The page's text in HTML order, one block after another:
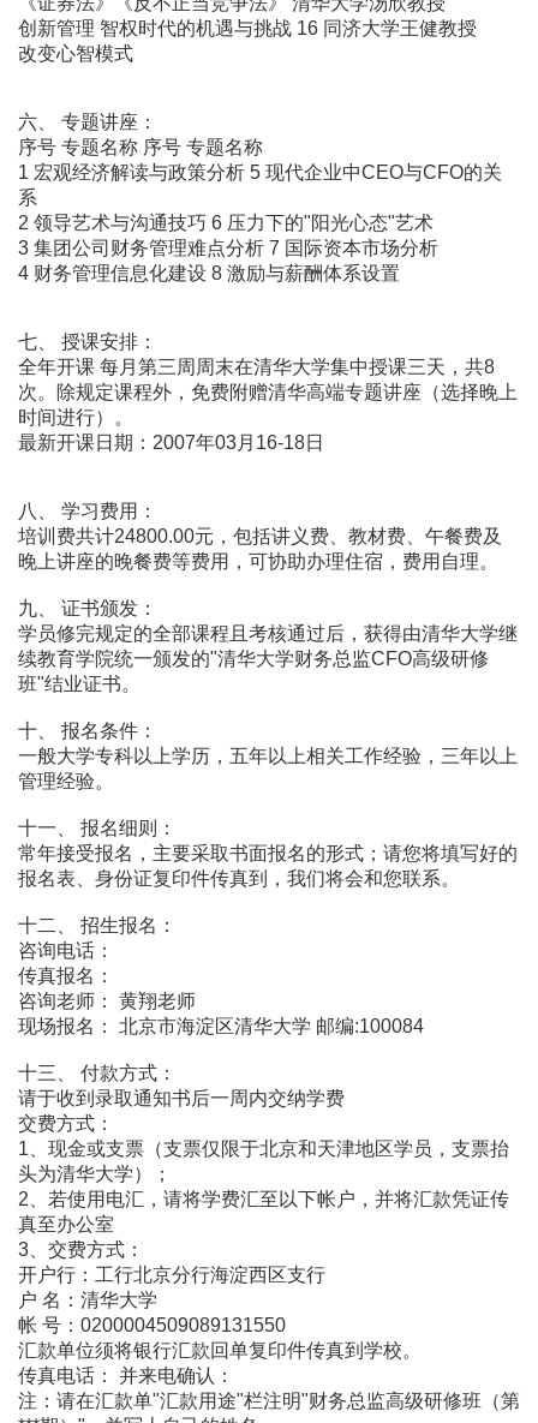
创新管理 智权时代的机遇与挑战 16 同济大学王健教授
改变心智模式
六、 专题讲座：
序号 专题名称 序号 专题名称
1 宏观经济解读与政策分析 5 现代企业中CEO与CFO的关
系
2 领导艺术与沟通技巧 6 压力下的"阳光心态"艺术
3 集团公司财务管理难点分析 7 国际资本市场分析
4 财务管理信息化建设 8 激励与薪酬体系设置
七、 授课安排：
全年开课 每月第三周周末在清华大学集中授课三天，共8
次。除规定课程外，免费附赠清华高端专题讲座（选择晚上
时间进行）。
最新开课日期：2007年03月16-18日
八、 学习费用：
培训费共计24800.00元，包括讲义费、教材费、午餐费及
晚上讲座的晚餐费等费用，可协助办理住宿，费用自理。
九、 证书颁发：
学员修完规定的全部课程且考核通过后，获得由清华大学继
续教育学院统一颁发的"清华大学财务总监CFO高级研修
班"结业证书。
十、 报名条件：
一般大学专科以上学历，五年以上相关工作经验，三年以上
管理经验。
十一、 报名细则：
常年接受报名，主要采取书面报名的形式；请您将填写好的
报名表、身份证复印件传真到，我们将会和您联系。
十二、 招生报名：
咨询电话：
传真报名：
咨询老师： 黄翔老师
现场报名： 北京市海淀区清华大学 邮编:100084
十三、 付款方式：
请于收到录取通知书后一周内交纳学费
交费方式：
1、现金或支票（支票仅限于北京和天津地区学员，支票抬
头为清华大学）；
2、若使用电汇，请将学费汇至以下帐户，并将汇款凭证传
真至办公室
3、交费方式：
开户行：工行北京分行海淀西区支行
户 名：清华大学
帐 号：0200004509089131550
汇款单位须将银行汇款回单复印件传真到学校。
传真电话： 并来电确认：
注：请在汇款单"汇款用途"栏注明"财务总监高级研修班（第